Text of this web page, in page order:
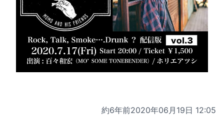
約6年前2020年06月19日 12:05